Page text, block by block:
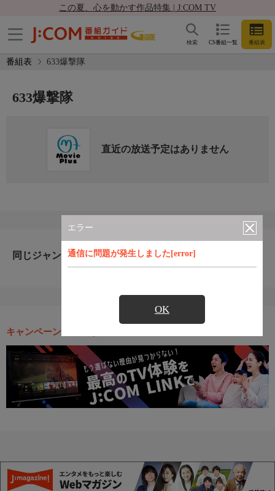
この夏、心を動かす作品特集 | J:COM TV
CS番組一覧 番組表
検索
番組表 633爆撃隊
エラー
通信に問題が発生しました[error]
OK
633爆撃隊
直近の放送予定はありません
同じジャンルのおすすめ番組
キャンペーン・お得な情報